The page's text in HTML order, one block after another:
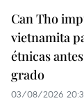
Can Tho
vietnamita
étnicas
grado
03/08/2026